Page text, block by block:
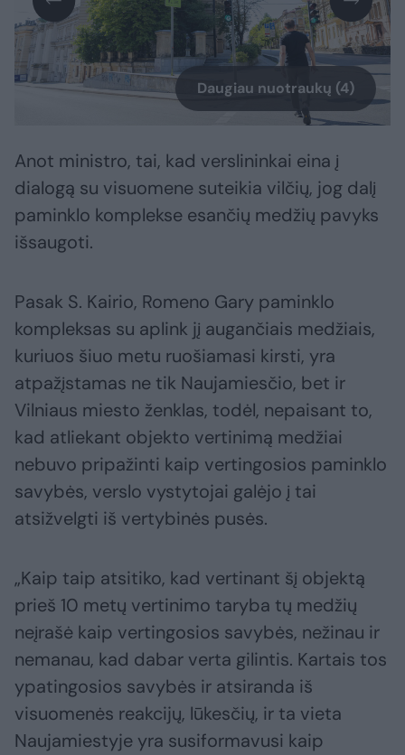
Daugiau nuotraukų (4)
Anot ministro, tai, kad verslininkai eina į
dialogą su visuomene suteikia vilčių, jog dalį
paminklo komplekse esančių medžių pavyks
išsaugoti.
Pasak S. Kairio, Romeno Gary paminklo
kompleksas su aplink jį augančiais medžiais,
kuriuos šiuo metu ruošiamasi kirsti, yra
atpažįstamas ne tik Naujamiesčio, bet ir
Vilniaus miesto ženklas, todėl, nepaisant to,
kad atliekant objekto vertinimą medžiai
nebuvo pripažinti kaip vertingosios paminklo
savybės, verslo vystytojai galėjo į tai
atsižvelgti iš vertybinės pusės.
„Kaip taip atsitiko, kad vertinant šį objektą
prieš 10 metų vertinimo taryba tų medžių
neįrašė kaip vertingosios savybės, nežinau ir
nemanau, kad dabar verta gilintis. Kartais tos
ypatingosios savybės ir atsiranda iš
visuomenės reakcijų, lūkesčių, ir ta vieta
Naujamiestyje yra susiformavusi kaip